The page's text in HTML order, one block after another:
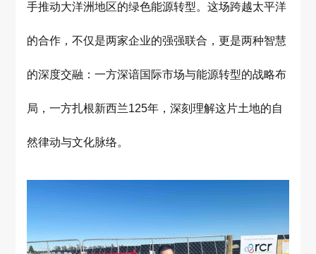
手推动大洋洲地区的绿色能源转型。这场跨越太平洋
的合作，不仅是两家企业的强强联合，更是两种智慧
的深度交融：一方深谙国际市场与能源转型的战略布
局，一方扎根新西兰125年，深刻理解这片土地的自
然律动与文化脉络。